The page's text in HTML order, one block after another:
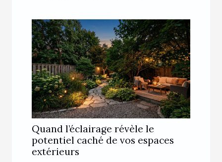
Quand l’éclairage révèle le
potentiel caché de vos espaces
extérieurs